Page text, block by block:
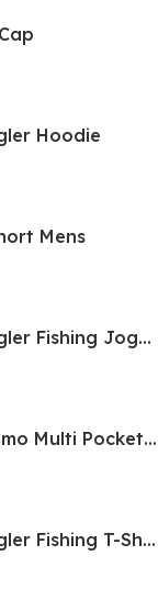
Hoodie
Mens
Mens Angler Fishing Jogger
Men's Camo Multi Pocket DWR Performance Training Gilet
Mens Angler Fishing T-Shirt